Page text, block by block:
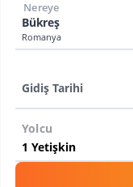
Bükreş
Romanya
Nereye
Gidiş Tarihi
Yolcu